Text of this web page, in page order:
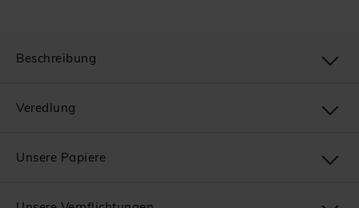
Beschreibung
Veredlung
Unsere Papiere